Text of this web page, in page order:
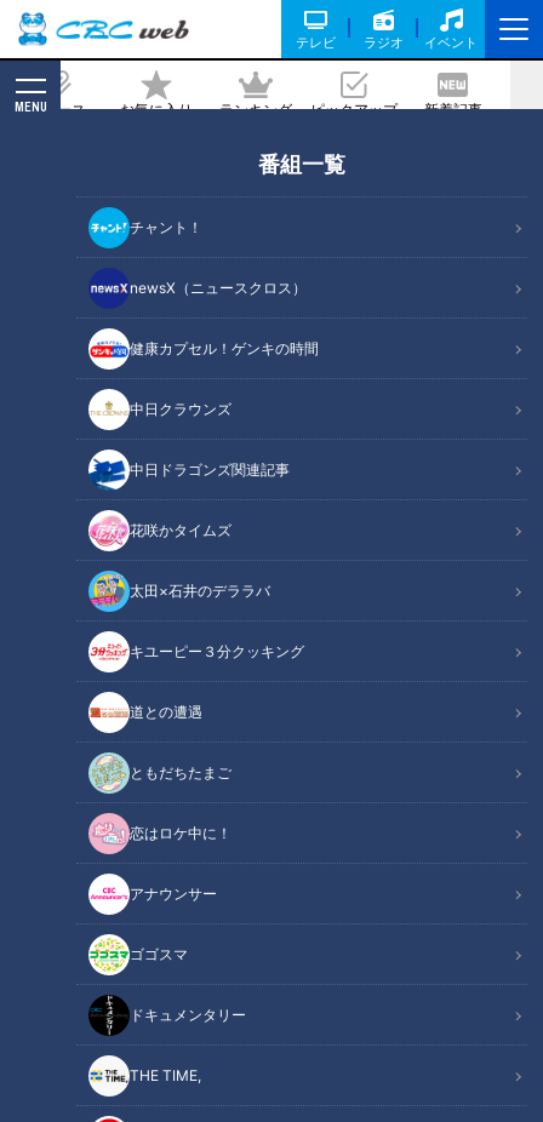
テレビ ラジオ イベント
ニュース お気に入り ランキング ピックアップ 新着記事
MENU
番組一覧
チャント！
newsX（ニュースクロス）
健康カプセル！ゲンキの時間
中日クラウンズ
中日ドラゴンズ関連記事
花咲かタイムズ
太田×石井のデララバ
キユーピー３分クッキング
道との遭遇
ともだちたまご
恋はロケ中に！
アナウンサー
ゴゴスマ
ドキュメンタリー
THE TIME,
る日本初の環状国道「国道16号」を巡る
2025/09/30 06:03
CBCテレビ『道との遭遇』
道との遭遇
「道との遭遇」記事
ミキの昴生と亜生がMCを務める、全国の道に特化したバラエ
ティ番組『道との遭遇』。今回は、年間4万kmもの道をドライ
ブするほど道が好きな道マニア歴14年の片山俊宏さんが、首
都圏を囲む日本初の環状国道「国道16号」を巡ります。
関連リンク
こちら【3分45秒～】